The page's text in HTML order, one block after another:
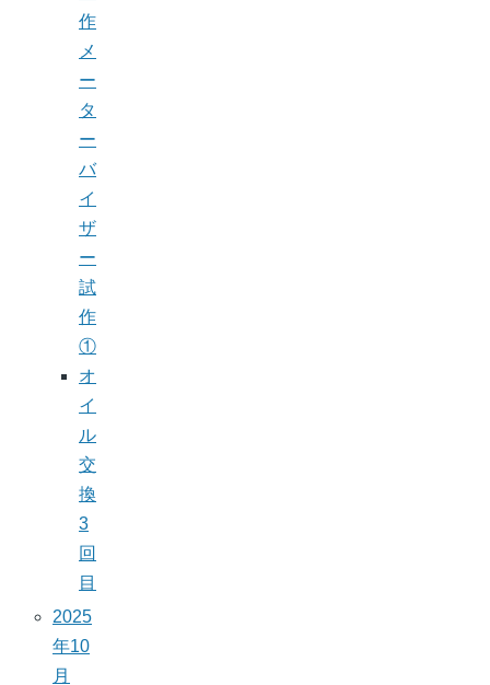
作
メ
ー
タ
ー
バ
イ
ザ
ー
試
作
①
オ
イ
ル
交
換
3
回
目
2025
年10
月